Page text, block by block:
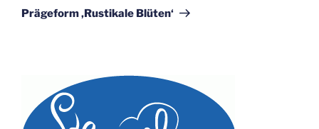
Beitrag
Prägeform ‚Rustikale Blüten‘